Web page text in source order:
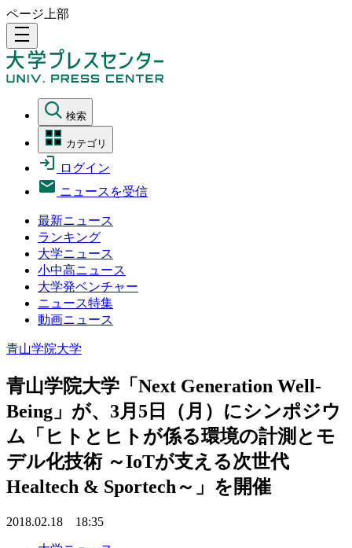
ページ上部
density_medium
検索
カテゴリ
ログイン
ニュースを受信
最新ニュース
ランキング
大学ニュース
小中高ニュース
大学発ベンチャー
ニュース特集
動画ニュース
青山学院大学
青山学院大学「Next Generation Well-
Being」が、3月5日（月）にシンポジウ
ム「ヒトとヒトが係る環境の計測とモ
デル化技術 ～IoTが支える次世代
Healtech & Sportech～」を開催
2018.02.18 18:35